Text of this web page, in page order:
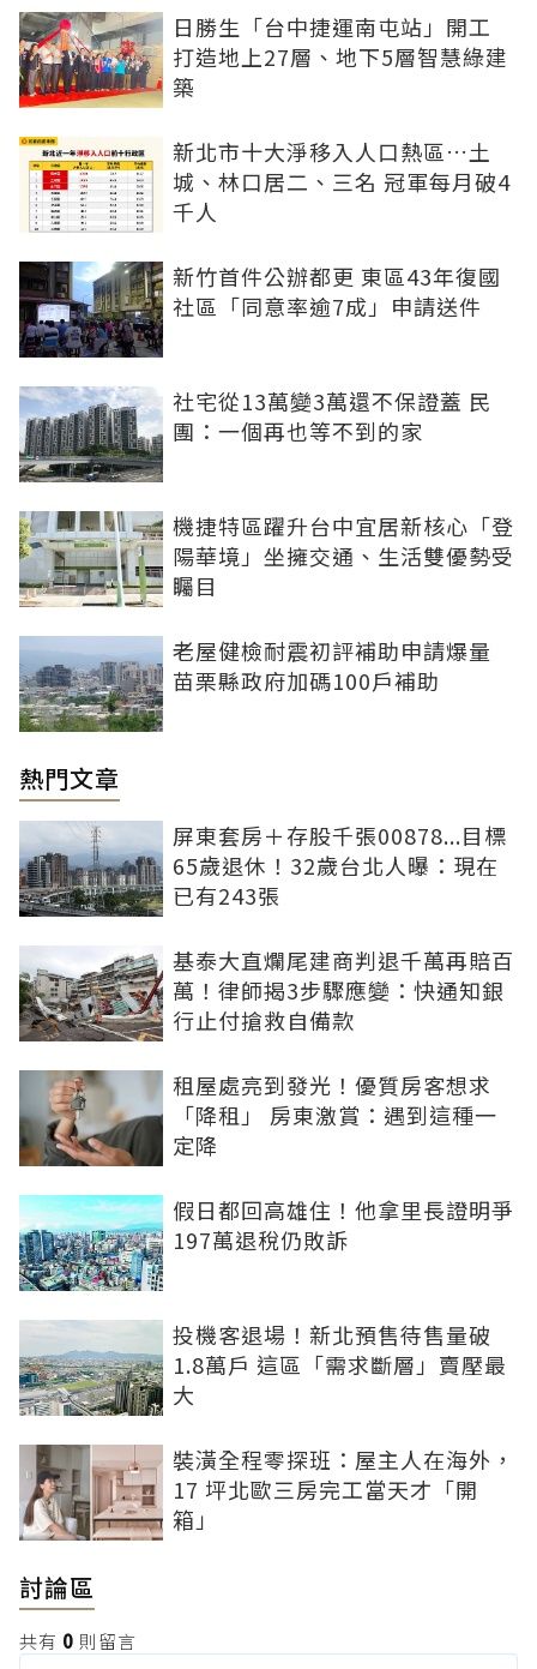
日勝生「台中捷運南屯站」開工
打造地上27層、地下5層智慧綠建
築
新北市十大淨移入人口熱區…土
城、林口居二、三名 冠軍每月破4
千人
新竹首件公辦都更 東區43年復國
社區「同意率逾7成」申請送件
社宅從13萬變3萬還不保證蓋 民
團：一個再也等不到的家
機捷特區躍升台中宜居新核心「登
陽華境」坐擁交通、生活雙優勢受
矚目
老屋健檢耐震初評補助申請爆量
苗栗縣政府加碼100戶補助
熱門文章
屏東套房＋存股千張00878...目標
65歲退休！32歲台北人曝：現在
已有243張
基泰大直爛尾建商判退千萬再賠百
萬！律師揭3步驟應變：快通知銀
行止付搶救自備款
租屋處亮到發光！優質房客想求
「降租」 房東激賞：遇到這種一
定降
假日都回高雄住！他拿里長證明爭
197萬退稅仍敗訴
投機客退場！新北預售待售量破
1.8萬戶 這區「需求斷層」賣壓最
大
裝潢全程零探班：屋主人在海外，
17 坪北歐三房完工當天才「開
箱」
討論區
共有 0 則留言